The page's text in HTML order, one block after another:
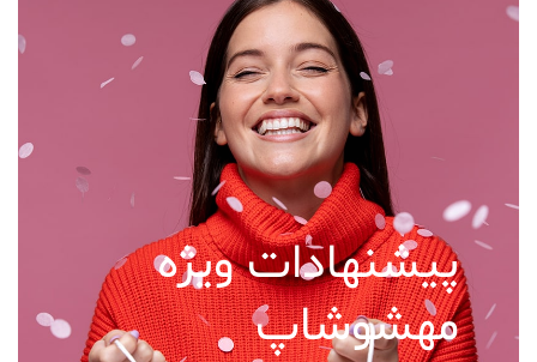
پیشنهادات ویژه
مهشوشاپ